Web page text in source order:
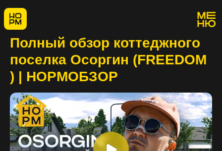
Полный обзор коттеджного
поселка Осоргин (FREEDOM
) | НОРМОБЗОР